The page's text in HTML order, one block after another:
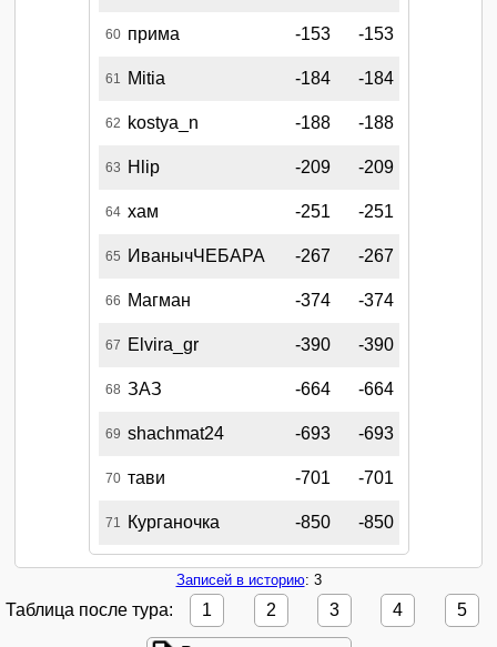
60 прима -153 -153
61 Mitia -184 -184
62 kostya_n -188 -188
63 Hlip -209 -209
64 хам -251 -251
65 ИванычЧЕБАРА -267 -267
66 Магман -374 -374
67 Elvira_gr -390 -390
68 ЗАЗ -664 -664
69 shachmat24 -693 -693
70 тави -701 -701
71 Курганочка -850 -850
Записей в историю: 3
Таблица после тура: 1 2 3 4 5